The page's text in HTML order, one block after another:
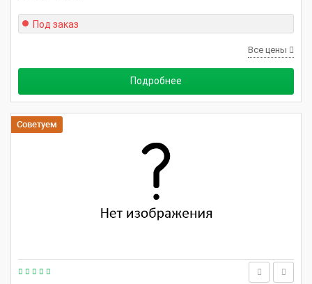
Под заказ
Все цены
Подробнее
Советуем